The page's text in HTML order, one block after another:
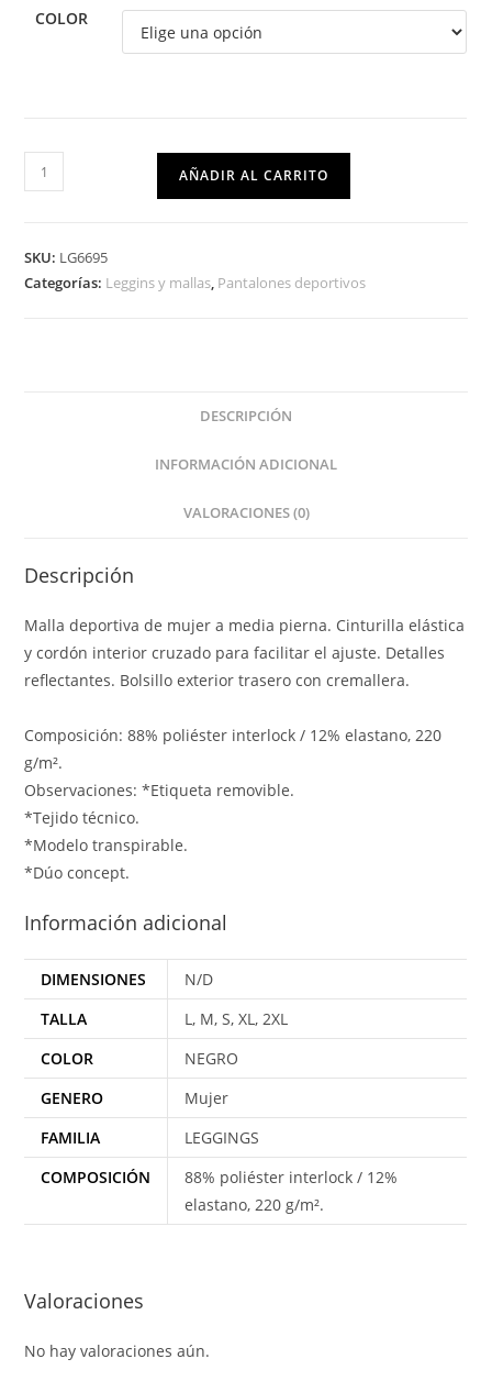
COLOR
AÑADIR AL CARRITO
SKU: LG6695
Categorías: Leggins y mallas, Pantalones deportivos
DESCRIPCIÓN
INFORMACIÓN ADICIONAL
VALORACIONES (0)
Descripción
Malla deportiva de mujer a media pierna. Cinturilla elástica
y cordón interior cruzado para facilitar el ajuste. Detalles
reflectantes. Bolsillo exterior trasero con cremallera.
Composición: 88% poliéster interlock / 12% elastano, 220
g/m².
Observaciones: *Etiqueta removible.
*Tejido técnico.
*Modelo transpirable.
*Dúo concept.
Información adicional
DIMENSIONES
N/D
TALLA
L, M, S, XL, 2XL
COLOR
NEGRO
GENERO
Mujer
FAMILIA
LEGGINGS
COMPOSICIÓN
88% poliéster interlock / 12%
elastano, 220 g/m².
Valoraciones
No hay valoraciones aún.